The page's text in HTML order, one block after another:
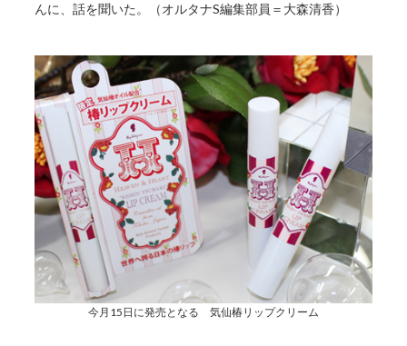
んに、話を聞いた。（オルタナS編集部員＝大森清香）
今月15日に発売となる 気仙椿リップクリーム